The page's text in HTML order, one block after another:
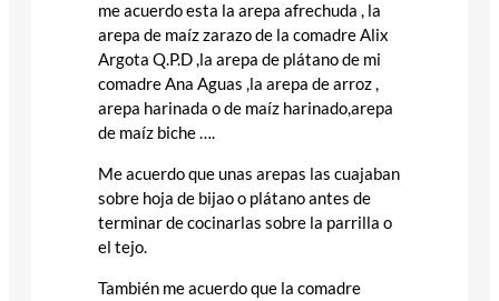
me acuerdo esta la arepa afrechuda , la
arepa de maíz zarazo de la comadre Alix
Argota Q.P.D ,la arepa de plátano de mi
comadre Ana Aguas ,la arepa de arroz ,
arepa harinada o de maíz harinado,arepa
de maíz biche ….
Me acuerdo que unas arepas las cuajaban
sobre hoja de bijao o plátano antes de
terminar de cocinarlas sobre la parrilla o
el tejo.
También me acuerdo que la comadre